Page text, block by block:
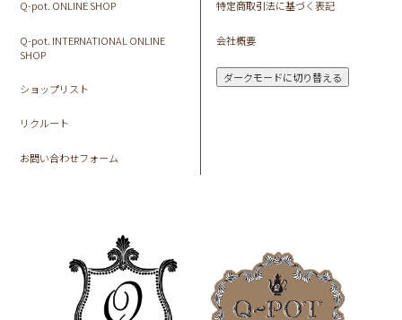
Q-pot. ONLINE SHOP
Q-pot. INTERNATIONAL ONLINE
SHOP
ショップリスト
リクルート
お問い合わせフォーム
特定商取引法に基づく表記
会社概要
ダークモードに切り替える